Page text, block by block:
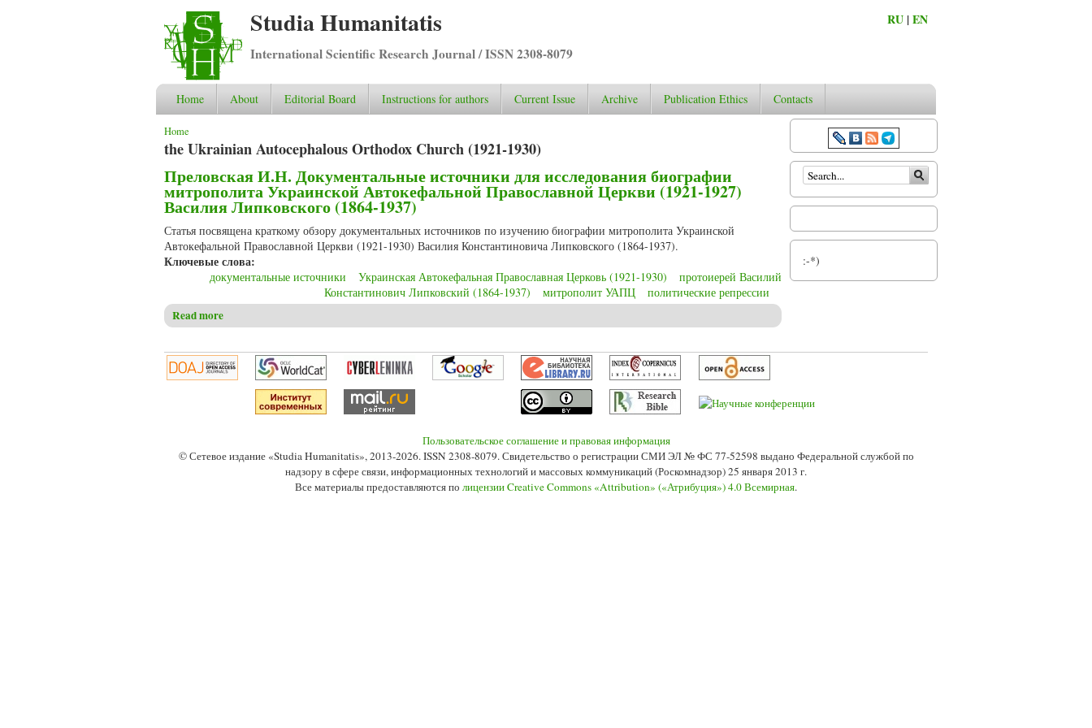
Studia Humanitatis
International Scientific Research Journal / ISSN 2308-8079
RU |EN
Home About Editorial Board Instructions for authors Current Issue Archive Publication Ethics Contacts
You are here
Home
the Ukrainian Autocephalous Orthodox Church (1921-1930)
Преловская И.Н. Документальные источники для исследования биографии
митрополита Украинской Автокефальной Православной Церкви (1921-1927)
Василия Липковского (1864-1937)
Статья посвящена краткому обзору документальных источников по изучению биографии митрополита Украинской
Автокефальной Православной Церкви (1921-1930) Василия Константиновича Липковского (1864-1937).
Ключевые слова:
документальные источники Украинская Автокефальная Православная Церковь (1921-1930)
протоиерей Василий
Константинович Липковский (1864-1937)
митрополит УАПЦ политические репрессии
Read more
Липковского (1864-1937)
Search form
:-*)
Пользовательское соглашение и правовая информация
© Сетевое издание «Studia Humanitatis», 2013-2026. ISSN 2308-8079. Свидетельство о регистрации СМИ ЭЛ № ФС 77-52598 выдано Федеральной службой по
надзору в сфере связи, информационных технологий и массовых коммуникаций (Роскомнадзор) 25 января 2013 г.
Все материалы предоставляются по лицензии Creative Commons «Attribution» («Атрибуция») 4.0 Всемирная.